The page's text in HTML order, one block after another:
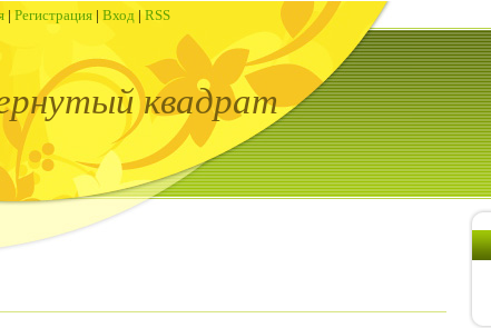
| Регистрация | Вход | RSS
квадрат